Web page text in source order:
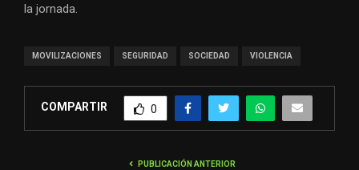
la jornada.
MOVILIZACIONES SEGURIDAD SOCIEDAD VIOLENCIA
COMPARTIR 0
PUBLICACIÓN ANTERIOR